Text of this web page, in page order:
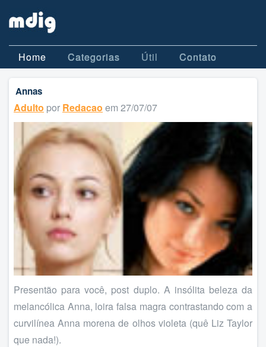
Home Categorias Útil Contato
Annas
Adulto por Redacao em 27/07/07
Presentão para você, post duplo. A insólita beleza da
melancólica Anna, loira falsa magra contrastando com a
curvilínea Anna morena de olhos violeta (quê Liz Taylor
que nada!).